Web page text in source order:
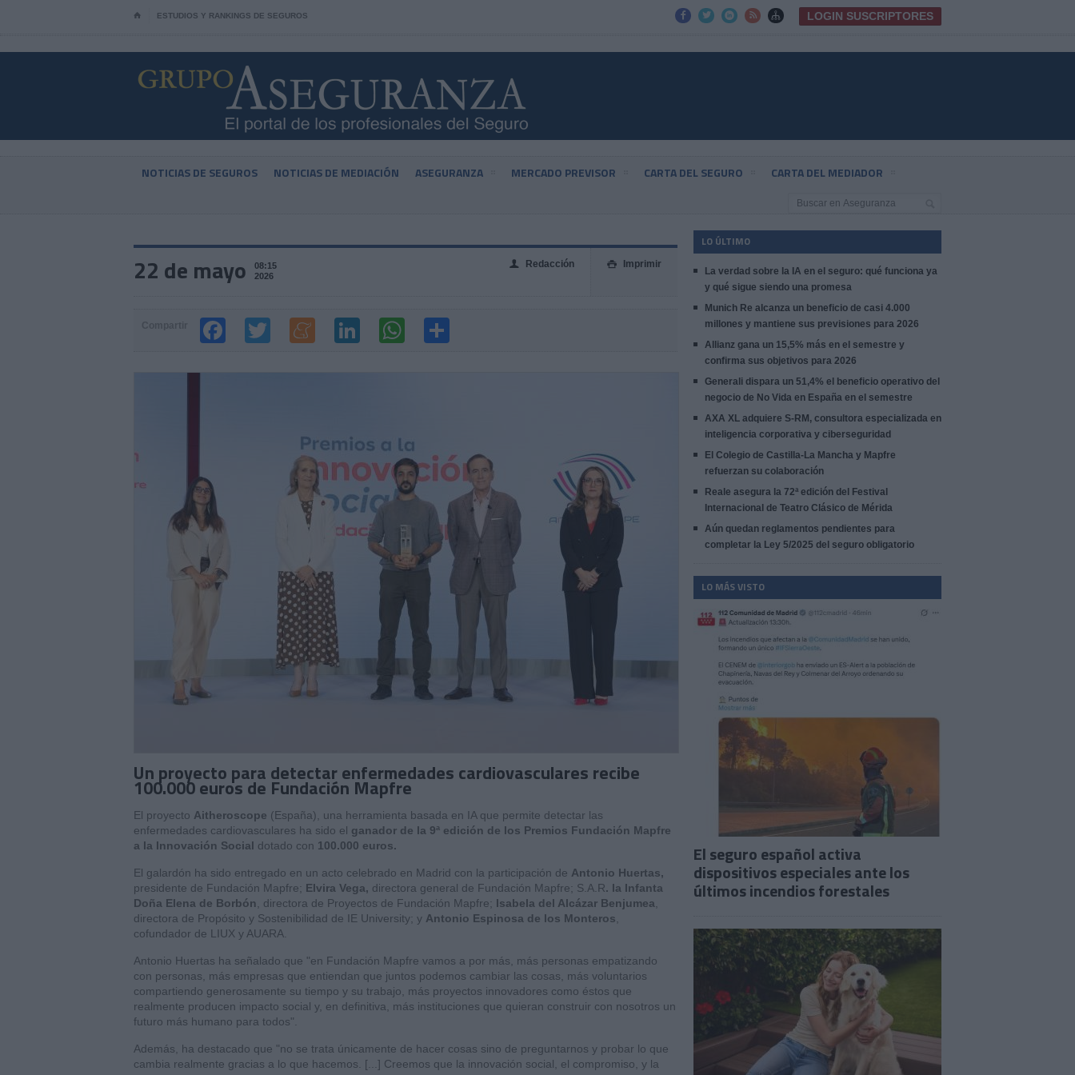
⌂ ESTUDIOS Y RANKINGS DE SEGUROS      LOGIN SUSCRIPTORES
NOTICIAS DE SEGUROS NOTICIAS DE MEDIACIÓN ASEGURANZA MERCADO PREVISOR CARTA DEL SEGURO CARTA DEL MEDIADOR
22 de mayo
08:15
2026
 Imprimir
👤 Redacción
Un proyecto para detectar enfermedades cardiovasculares recibe
100.000 euros de Fundación Mapfre
El proyecto Aitheroscope (España), una herramienta basada en IA que permite detectar las
enfermedades cardiovasculares ha sido el ganador de la 9ª edición de los Premios Fundación Mapfre
a la Innovación Social dotado con 100.000 euros.
El galardón ha sido entregado en un acto celebrado en Madrid con la participación de Antonio Huertas,
presidente de Fundación Mapfre; Elvira Vega, directora general de Fundación Mapfre; S.A.R. la Infanta
Doña Elena de Borbón , directora de Proyectos de Fundación Mapfre; Isabela del Alcázar Benjumea
directora de Propósito y Sostenibilidad de IE University; y Antonio Espinosa de los Monteros
cofundador de LIUX y AUARA.
Antonio Huertas ha señalado que "en Fundación Mapfre vamos a por más, más personas empatizando
con personas, más empresas que entiendan que juntos podemos cambiar las cosas, más voluntarios
compartiendo generosamente su tiempo y su trabajo, más proyectos innovadores como éstos que
realmente producen impacto social y, en definitiva, más instituciones que quieran construir con nosotros un
futuro más humano para todos".
Además, ha destacado que "no se trata únicamente de hacer cosas sino de preguntarnos y probar lo que
cambia realmente gracias a lo que hacemos. [...] Creemos que la innovación social, el compromiso, y la
LO ÚLTIMO
La verdad sobre la IA en el seguro: qué funciona ya
y qué sigue siendo una promesa
Munich Re alcanza un beneficio de casi 4.000
millones y mantiene sus previsiones para 2026
Allianz gana un 15,5% más en el semestre y
confirma sus objetivos para 2026
Generali dispara un 51,4% el beneficio operativo del
negocio de No Vida en España en el semestre
AXA XL adquiere S-RM, consultora especializada en
inteligencia corporativa y ciberseguridad
El Colegio de Castilla-La Mancha y Mapfre
refuerzan su colaboración
Reale asegura la 72ª edición del Festival
Internacional de Teatro Clásico de Mérida
Aún quedan reglamentos pendientes para
completar la Ley 5/2025 del seguro obligatorio
LO MÁS VISTO
El seguro español activa
dispositivos especiales ante los
últimos incendios forestales